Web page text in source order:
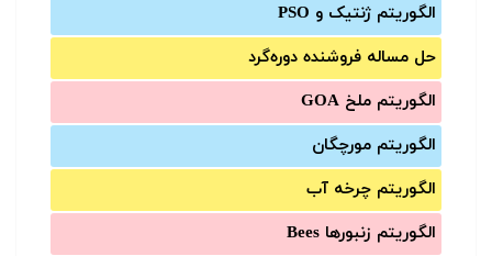
الگوریتم ژنتیک و PSO
حل مساله فروشنده دوره‌گرد
الگوریتم ملخ GOA
الگوریتم مورچگان
الگوریتم چرخه آب
الگوریتم زنبورها Bees